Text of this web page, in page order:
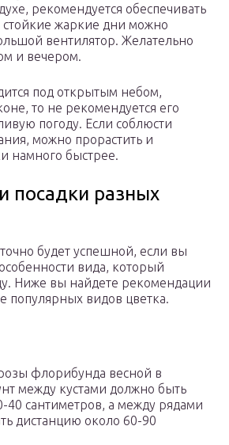
рекомендуется обеспечивать
жаркие дни можно
вентилятор. Желательно
и вечером.
под открытым небом,
то не рекомендуется его
погоду. Если соблюсти
можно прорастить и
намного быстрее.
посадки разных
будет успешной, если вы
вида, который
Ниже вы найдете рекомендации
популярных видов цветка.
флорибунда весной в
между кустами должно быть
40 сантиметров, а между рядами
дистанцию около 60-90